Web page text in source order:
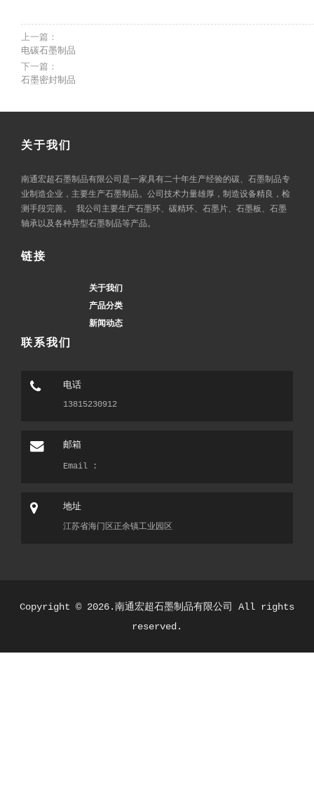
上一篇：
电碳石墨制品
下一篇：
石墨密封制品
关于我们
南通宏超石墨制品有限公司是一家具有二十年生产经验的碳、石墨制品专
业制造企业，主要生产石墨制品。公司技术力量雄厚，制造设备精良，检
测手段完善。 我公司主要生产石墨环、碳精环、石墨片、石墨板、石墨
轴承以及各种异型石墨制品等产品。
链接
关于我们
产品分类
新闻动态
联系我们
电话
13815230912
邮箱
Email :
地址
江苏省海门区正余镇工业园区
Copyright © 2026.南通宏超石墨制品有限公司 All rights
reserved.